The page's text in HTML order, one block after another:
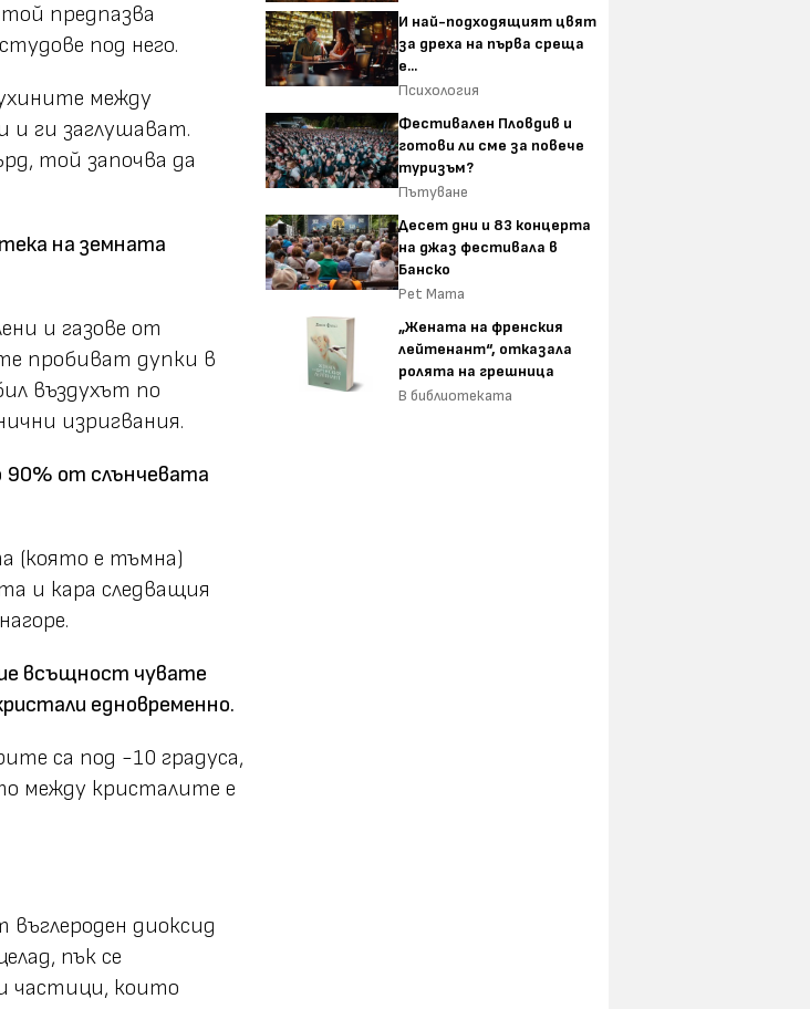
предпазва
под него.
между
и ги заглушават.
той започва да
на земната
и газове от
пробиват дупки в
въздухът по
изригвания.
90% от слънчевата
(която е тъмна)
и кара следващия
всъщност чувате
едновременно.
са под -10 градуса,
между кристалите е
диоксид
пък се
частици, които
И най-подходящият цвят
за дреха на първа среща
е...
Психология
Фестивален Пловдив и
готови ли сме за повече
туризъм?
Пътуване
Десет дни и 83 концерта
на джаз фестивала в
Банско
Pet Mama
„Жената на френския
лейтенант“, отказала
ролята на грешница
В библиотеката